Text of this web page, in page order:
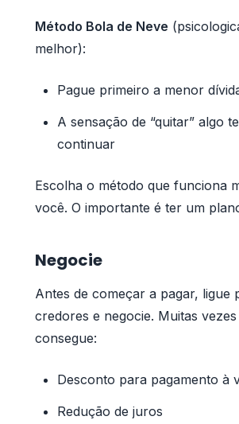
Método Bola de Neve
melhor):
Pague primeiro a menor
A sensação de “quitar” algo
continuar
Escolha o método que funciona
você. O importante é ter um
Negocie
Antes de começar a pagar, ligue
credores e negocie. Muitas
consegue:
Desconto para pagamento à
Redução de juros